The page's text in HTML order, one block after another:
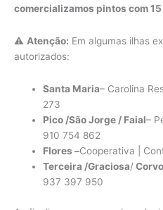
comercializamos pintos com
⚠️ Atenção: Em algumas ilhas
autorizados:
Santa Maria– Carolina
273
Pico /São Jorge / Faial–
910 754 862
Flores –Cooperativa |
Terceira /Graciosa/Corvo
937 397 950